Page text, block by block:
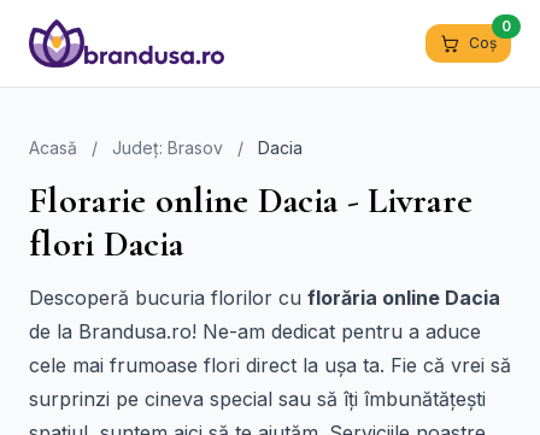
Coș
0
Acasă / Județ: Brasov / Dacia
Florarie online Dacia - Livrare
flori Dacia
Descoperă bucuria florilor cu florăria online Dacia
de la Brandusa.ro! Ne-am dedicat pentru a aduce
cele mai frumoase flori direct la ușa ta. Fie că vrei să
surprinzi pe cineva special sau să îți îmbunătățești